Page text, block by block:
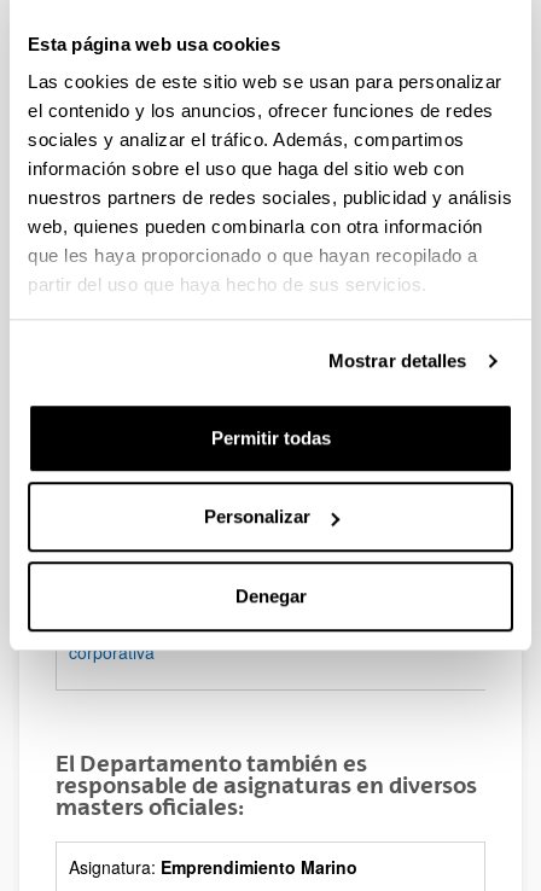
Esta página web usa cookies
Las cookies de este sitio web se usan para personalizar
el contenido y los anuncios, ofrecer funciones de redes
sociales y analizar el tráfico. Además, compartimos
información sobre el uso que haga del sitio web con
nuestros partners de redes sociales, publicidad y análisis
web, quienes pueden combinarla con otra información
que les haya proporcionado o que hayan recopilado a
partir del uso que haya hecho de sus servicios.
Mostrar detalles
Permitir todas
Personalizar
Denegar
Lourdes Serna Blanco (vocal)
Web:
https://www.ehu.eus/es/web/graduondokoak/master-
tributacion-asesoria-fiscal
Experto de Universidad en Estrategias de
Internacionalización Corporativa
Dirección Académica:
Ricardo Bustillo Mesanza
Comisión Académica:
https://www.ehu.eus/es/web/graduondokoak/experto-
universidad-estrategias-internacionalizacion-
corporativa
El Departamento también es
responsable de asignaturas en diversos
masters oficiales:
Asignatura: Emprendimiento Marino